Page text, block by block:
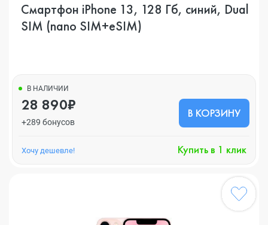
Смартфон iPhone 13, 128 Гб, синий, Dual
SIM (nano SIM+eSIM)
В НАЛИЧИИ
28 890₽
+289 бонусов
В КОРЗИНУ
Хочу дешевле! Купить в 1 клик